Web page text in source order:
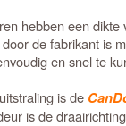
hebben een
de fabrikant is
en snel te
is de
is de